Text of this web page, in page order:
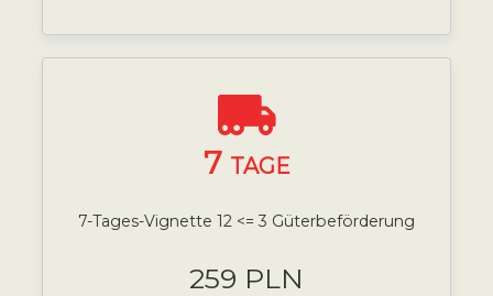
7 TAGE
7-Tages-Vignette 12 <= 3 Güterbeförderung
259 PLN